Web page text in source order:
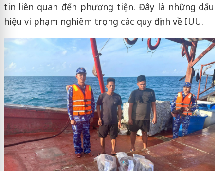
tin liên quan đến phương tiện. Đây là những dấu
hiệu vi phạm nghiêm trọng các quy định về IUU.